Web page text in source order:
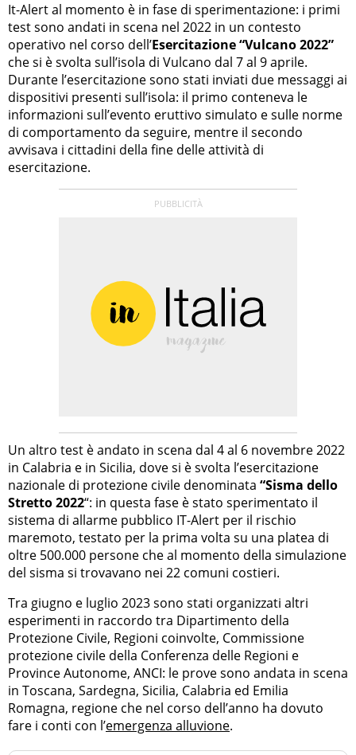
It-Alert al momento è in fase di sperimentazione: i primi
test sono andati in scena nel 2022 in un contesto
operativo nel corso dell’Esercitazione “Vulcano 2022”
che si è svolta sull’isola di Vulcano dal 7 al 9 aprile.
Durante l’esercitazione sono stati inviati due messaggi ai
dispositivi presenti sull’isola: il primo conteneva le
informazioni sull’evento eruttivo simulato e sulle norme
di comportamento da seguire, mentre il secondo
avvisava i cittadini della fine delle attività di
esercitazione.
Un altro test è andato in scena dal 4 al 6 novembre 2022
in Calabria e in Sicilia, dove si è svolta l’esercitazione
nazionale di protezione civile denominata “Sisma dello
Stretto 2022“: in questa fase è stato sperimentato il
sistema di allarme pubblico IT-Alert per il rischio
maremoto, testato per la prima volta su una platea di
oltre 500.000 persone che al momento della simulazione
del sisma si trovavano nei 22 comuni costieri.
Tra giugno e luglio 2023 sono stati organizzati altri
esperimenti in raccordo tra Dipartimento della
Protezione Civile, Regioni coinvolte, Commissione
protezione civile della Conferenza delle Regioni e
Province Autonome, ANCI: le prove sono andata in scena
in Toscana, Sardegna, Sicilia, Calabria ed Emilia
Romagna, regione che nel corso dell’anno ha dovuto
fare i conti con l’emergenza alluvione.